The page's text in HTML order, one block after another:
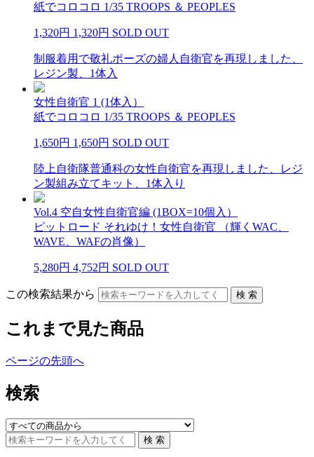
紙でコロコロ 1/35 TROOPS ＆ PEOPLES
1,320円 1,320円 SOLD OUT
制服着用で敬礼ポーズの婦人自衛官を再現しました、
レジン製、1体入
女性自衛官 1 (1体入）
紙でコロコロ 1/35 TROOPS ＆ PEOPLES
1,650円 1,650円 SOLD OUT
陸上自衛隊普通科の女性自衛官を再現しました、レジ
ン製組み立てキット、1体入り
Vol.4 空自女性自衛官編 (1BOX=10個入）
ピットロード それゆけ！女性自衛官 （輝くWAC、
WAVE、WAFの肖像）
5,280円 4,752円 SOLD OUT
この検索結果から
これまで見た商品
ページの先頭へ
検索